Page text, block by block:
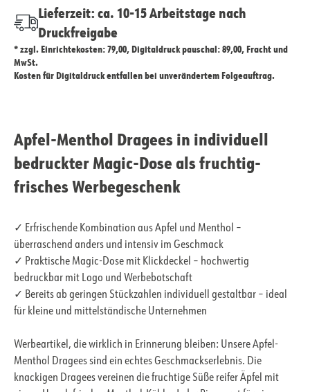
Lieferzeit: ca. 10-15 Arbeitstage nach
Druckfreigabe
* zzgl. Einrichtekosten: 79,00, Digitaldruck pauschal: 89,00, Fracht und
MwSt.
Kosten für Digitaldruck entfallen bei unverändertem Folgeauftrag.
Apfel-Menthol Dragees in individuell
bedruckter Magic-Dose als fruchtig-
frisches Werbegeschenk
✓ Erfrischende Kombination aus Apfel und Menthol –
überraschend anders und intensiv im Geschmack
✓ Praktische Magic-Dose mit Klickdeckel – hochwertig
bedruckbar mit Logo und Werbebotschaft
✓ Bereits ab geringen Stückzahlen individuell gestaltbar – ideal
für kleine und mittelständische Unternehmen
Werbeartikel, die wirklich in Erinnerung bleiben: Unsere Apfel-
Menthol Dragees sind ein echtes Geschmackserlebnis. Die
knackigen Dragees vereinen die fruchtige Süße reifer Äpfel mit